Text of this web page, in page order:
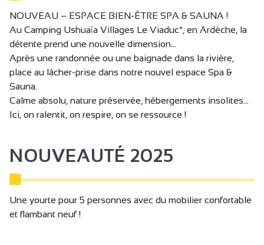
A proximité propriétaire
Parking
Parking gratuit
Animaux acceptés
Documentation touristique
Informations touristiques
Réservation obligatoire
Demi-pension
Plats à emporter/Plats cuisinés
- promotion des acteurs touristiques locaux,
- information sur les solutions de mobilité douce à
proximité du camping (randonnées pédestres, cyclistes et
équestres, horaires de bus),
- utilisation de produits alimentaires issus du circuit-court,
liste des producteurs locaux sur notre site,
... et même un petit jardin aromatique et médicinal
NOUVEAU – ESPACE BIEN-ÊTRE SPA & SAUNA !
Au Camping Ushuaïa Villages Le Viaduc*, en Ardèche, la
détente prend une nouvelle dimension...
Après une randonnée ou une baignade dans la rivière,
place au lâcher-prise dans notre nouvel espace Spa &
Sauna.
Calme absolu, nature préservée, hébergements insolites…
Ici, on ralentit, on respire, on se ressource !
NOUVEAUTÉ 2025
Une yourte pour 5 personnes avec du mobilier confortable
et flambant neuf !